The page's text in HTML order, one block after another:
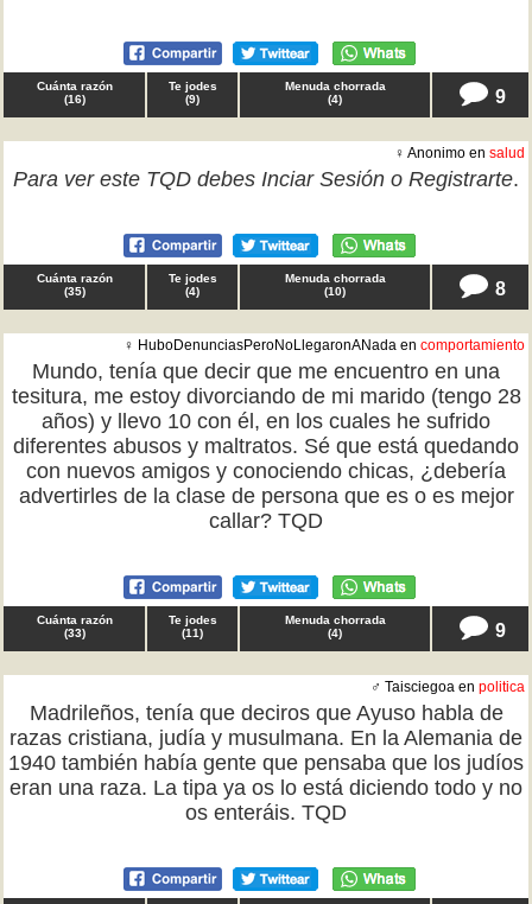
Cuánta razón
(16)
Te jodes
(9)
Menuda chorrada
(4) 9
♀ Anonimo en salud
Para ver este TQD debes Inciar Sesión o Registrarte.
Cuánta razón
(35)
Te jodes
(4)
Menuda chorrada
(10) 8
♀ HuboDenunciasPeroNoLlegaronANada en comportamiento
Mundo, tenía que decir que me encuentro en una
tesitura, me estoy divorciando de mi marido (tengo 28
años) y llevo 10 con él, en los cuales he sufrido
diferentes abusos y maltratos. Sé que está quedando
con nuevos amigos y conociendo chicas, ¿debería
advertirles de la clase de persona que es o es mejor
callar? TQD
Cuánta razón
(33)
Te jodes
(11)
Menuda chorrada
(4) 9
♂ Taisciegoa en politica
Madrileños, tenía que deciros que Ayuso habla de
razas cristiana, judía y musulmana. En la Alemania de
1940 también había gente que pensaba que los judíos
eran una raza. La tipa ya os lo está diciendo todo y no
os enteráis. TQD